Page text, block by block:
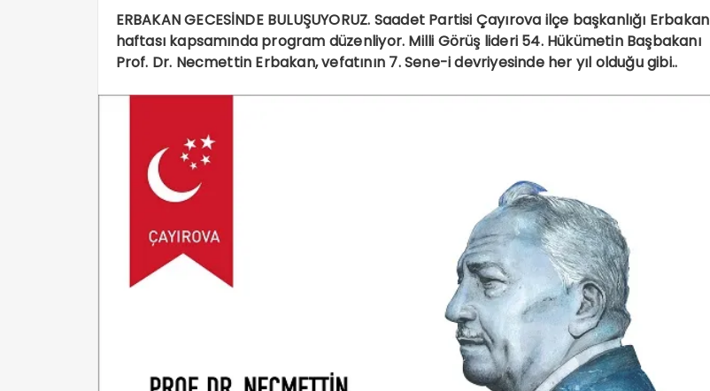
ERBAKAN GECESİNDE BULUŞUYORUZ. Saadet Partisi Çayırova ilçe başkanlığı Erbakan
haftası kapsamında program düzenliyor. Milli Görüş lideri 54. Hükümetin Başbakanı
Prof. Dr. Necmettin Erbakan, vefatının 7. Sene-i devriyesinde her yıl olduğu gibi..